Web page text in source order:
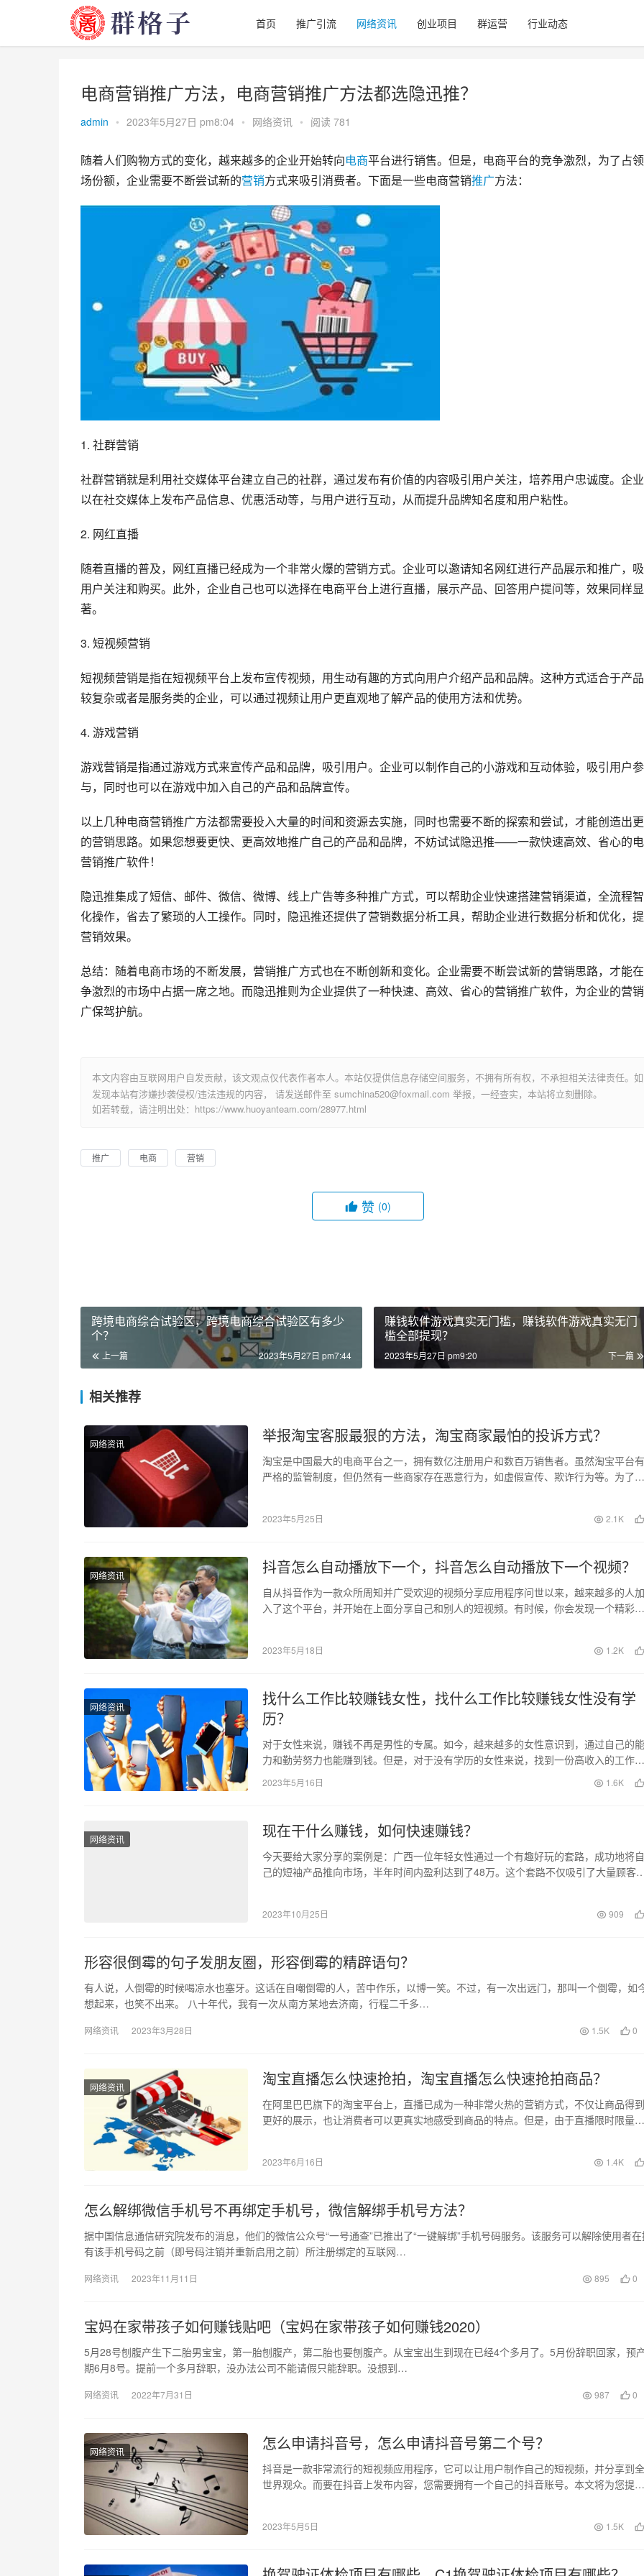
首页 推广引流 网络资讯 创业项目 群运营 行业动态
电商营销推广方法，电商营销推广方法都选隐迅推？
admin • 2023年5月27日 pm8:04 • 网络资讯 • 阅读 781
随着人们购物方式的变化，越来越多的企业开始转向电商平台进行销售。但是，电商平台的竞争激烈，为了占
场份额，企业需要不断尝试新的营销方式来吸引消费者。下面是一些电商营销推广方法：
1. 社群营销
社群营销就是利用社交媒体平台建立自己的社群，通过发布有价值的内容吸引用户关注，培养用户忠诚度。企
以在社交媒体上发布产品信息、优惠活动等，与用户进行互动，从而提升品牌知名度和用户粘性。
2. 网红直播
随着直播的普及，网红直播已经成为一个非常火爆的营销方式。企业可以邀请知名网红进行产品展示和推广，
用户关注和购买。此外，企业自己也可以选择在电商平台上进行直播，展示产品、回答用户提问等，效果同样显
著。
3. 短视频营销
短视频营销是指在短视频平台上发布宣传视频，用生动有趣的方式向用户介绍产品和品牌。这种方式适合于产
较复杂或者是服务类的企业，可以通过视频让用户更直观地了解产品的使用方法和优势。
4. 游戏营销
游戏营销是指通过游戏方式来宣传产品和品牌，吸引用户。企业可以制作自己的小游戏和互动体验，吸引用户参
与，同时也可以在游戏中加入自己的产品和品牌宣传。
以上几种电商营销推广方法都需要投入大量的时间和资源去实施，同时也需要不断的探索和尝试，才能创造出
的营销思路。如果您想要更快、更高效地推广自己的产品和品牌，不妨试试隐迅推——一款快速高效、省心的
营销推广软件！
隐迅推集成了短信、邮件、微信、微博、线上广告等多种推广方式，可以帮助企业快速搭建营销渠道，全流程
化操作，省去了繁琐的人工操作。同时，隐迅推还提供了营销数据分析工具，帮助企业进行数据分析和优化，
营销效果。
总结：随着电商市场的不断发展，营销推广方式也在不断创新和变化。企业需要不断尝试新的营销思路，才能
争激烈的市场中占据一席之地。而隐迅推则为企业提供了一种快速、高效、省心的营销推广软件，为企业的营
广保驾护航。
本文内容由互联网用户自发贡献，该文观点仅代表作者本人。本站仅提供信息存储空间服务，不拥有所有权，不承担相关法律责任。如
发现本站有涉嫌抄袭侵权/违法违规的内容， 请发送邮件至 sumchina520@foxmail.com 举报，一经查实，本站将立刻删除。
如若转载，请注明出处：https://www.huoyanteam.com/28977.html
推广 电商 营销
赞 (0)
跨境电商综合试验区，跨境电商综合试验区有多少
个？
上一篇 2023年5月27日 pm7:44
赚钱软件游戏真实无门槛，赚钱软件游戏真实无门
槛全部提现？
下一篇
2023年5月27日 pm9:20
相关推荐
网络资讯 举报淘宝客服最狠的方法，淘宝商家最怕的投诉方式？
淘宝是中国最大的电商平台之一，拥有数亿注册用户和数百万销售者。虽然淘宝平台有
严格的监管制度，但仍然有一些商家存在恶意行为，如虚假宣传、欺诈行为等。为了保
2023年5月25日 2.1K
网络资讯 抖音怎么自动播放下一个，抖音怎么自动播放下一个视频？
自从抖音作为一款众所周知并广受欢迎的视频分享应用程序问世以来，越来越多的人加
入了这个平台，并开始在上面分享自己和别人的短视频。有时候，你会发现一个精彩的
2023年5月18日 1.2K
网络资讯
找什么工作比较赚钱女性，找什么工作比较赚钱女性没有学
历？
对于女性来说，赚钱不再是男性的专属。如今，越来越多的女性意识到，通过自己的能
力和勤劳努力也能赚到钱。但是，对于没有学历的女性来说，找到一份高收入的工作却
是一件难事。本文将提供一些适…
2023年5月16日 1.6K
网络资讯 现在干什么赚钱，如何快速赚钱？
今天要给大家分享的案例是：广西一位年轻女性通过一个有趣好玩的套路，成功地将自
己的短袖产品推向市场，半年时间内盈利达到了48万。这个套路不仅吸引了大量顾客
2023年10月25日 909
形容很倒霉的句子发朋友圈，形容倒霉的精辟语句？
有人说，人倒霉的时候喝凉水也塞牙。这话在自嘲倒霉的人，苦中作乐，以博一笑。不过，有一次出远门，那叫一个倒霉，如
想起来，也笑不出来。 八十年代，我有一次从南方某地去济南，行程二千多…
网络资讯 2023年3月28日 1.5K 0
网络资讯 淘宝直播怎么快速抢拍，淘宝直播怎么快速抢拍商品？
在阿里巴巴旗下的淘宝平台上，直播已成为一种非常火热的营销方式，不仅让商品得到
更好的展示，也让消费者可以更真实地感受到商品的特点。但是，由于直播限时限量，
2023年6月16日 1.4K
怎么解绑微信手机号不再绑定手机号，微信解绑手机号方法？
据中国信息通信研究院发布的消息，他们的微信公众号“一号通查”已推出了“一键解绑”手机号码服务。该服务可以解除使用者在
有该手机号码之前（即号码注销并重新启用之前）所注册绑定的互联网…
网络资讯 2023年11月11日 895 0
宝妈在家带孩子如何赚钱贴吧（宝妈在家带孩子如何赚钱2020）
5月28号刨腹产生下二胎男宝宝，第一胎刨腹产，第二胎也要刨腹产。从宝宝出生到现在已经4个多月了。5月份辞职回家，预
期6月8号。提前一个多月辞职，没办法公司不能请假只能辞职。没想到…
网络资讯 2022年7月31日 987 0
网络资讯 怎么申请抖音号，怎么申请抖音号第二个号？
抖音是一款非常流行的短视频应用程序，它可以让用户制作自己的短视频，并分享到全
世界观众。而要在抖音上发布内容，您需要拥有一个自己的抖音账号。本文将为您提供
2023年5月5日 1.5K